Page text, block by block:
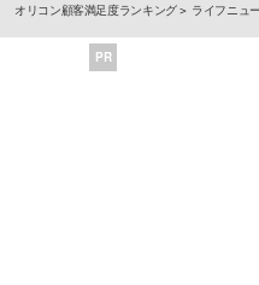
オリコン顧客満足度ランキング ライフニュ
PR